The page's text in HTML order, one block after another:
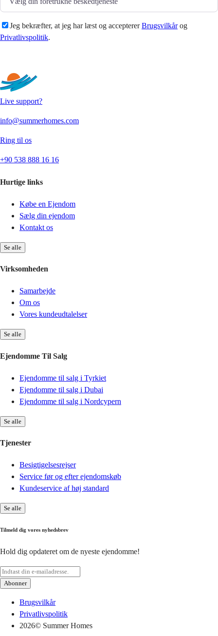
Jeg bekræfter, at jeg har læst og acceptererBrugsvilkårog
Privatlivspolitik.
Live support?
info@summerhomes.com
Ring til os
+90 538 888 16 16
Hurtige links
Købe en Ejendom
Sælg din ejendom
Kontakt os
Se alle
Virksomheden
Samarbejde
Om os
Vores kundeudtalelser
Se alle
Ejendomme Til Salg
Ejendomme til salg i Tyrkiet
Ejendomme til salg i Dubai
Ejendomme til salg i Nordcypern
Se alle
Tjenester
Besigtigelsesrejser
Service før og efter ejendomskøb
Kundeservice af høj standard
Se alle
Tilmeld dig vores nyhedsbrev
Hold dig opdateret om de nyeste ejendomme!
Abonner
Brugsvilkår
Privatlivspolitik
2026© Summer Homes